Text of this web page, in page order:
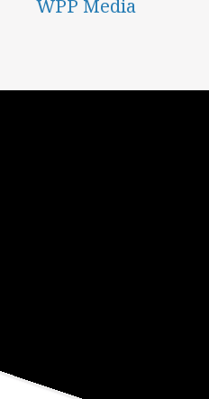
WPP Media